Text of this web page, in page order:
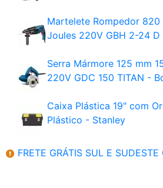
Martelete Rompedor 820
Joules 220V GBH 2-24 D
Serra Mármore 125 mm
220V GDC 150 TITAN -
Caixa Plástica 19" com
Plástico - Stanley
FRETE GRÁTIS SUL E SUDESTE